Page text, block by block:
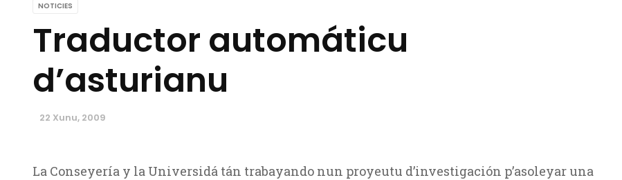
NOTICIES
Traductor automáticu
d’asturianu
22 Xunu, 2009
La Conseyería y la Universidá tán trabayando nun proyeutu d’investigación p’asoleyar una